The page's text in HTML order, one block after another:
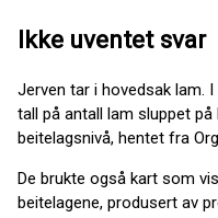
Ikke uventet svar
Jerven tar i hovedsak lam.
tall på antall lam sluppet
beitelagsnivå, hentet fra
De brukte også kart som
beitelagene, produsert av